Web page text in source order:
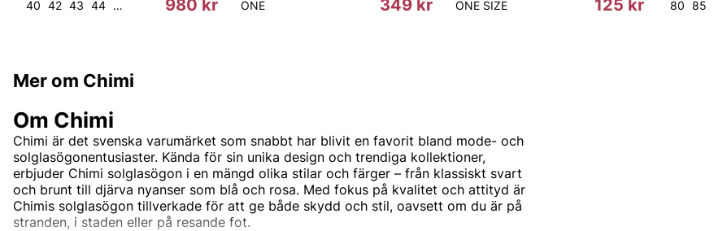
40 42 43 44 45 980 kr ONE 349 kr ONE SIZE 125 kr 80 85
Mer om Chimi
Om Chimi
Chimi är det svenska varumärket som snabbt har blivit en favorit bland mode- och
solglasögonentusiaster. Kända för sin unika design och trendiga kollektioner,
erbjuder Chimi solglasögon i en mängd olika stilar och färger – från klassiskt svart
och brunt till djärva nyanser som blå och rosa. Med fokus på kvalitet och attityd är
Chimis solglasögon tillverkade för att ge både skydd och stil, oavsett om du är på
stranden, i staden eller på resande fot.